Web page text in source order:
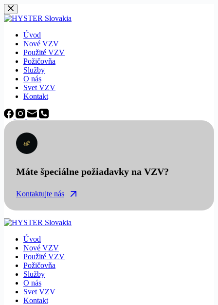
Späť
na
Úvod
Nové VZV
Použité VZV
Požičovňa
Služby
O nás
Svet VZV
Kontakt
Máte špeciálne požiadavky na VZV?
Kontaktujte nás
Úvod
Nové VZV
Použité VZV
Požičovňa
Služby
O nás
Svet VZV
Kontakt